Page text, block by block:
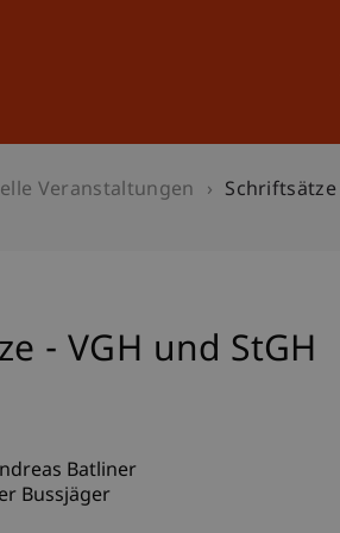
Veranstaltungen Schriftsätze
- VGH und StGH
Batliner
Bussjäger